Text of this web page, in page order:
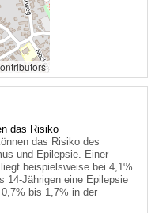
das Risiko
das Risiko des
und Epilepsie. Einer
beispielsweise bei 4,1%
14-Jährigen eine Epilepsie
bis 1,7% in der